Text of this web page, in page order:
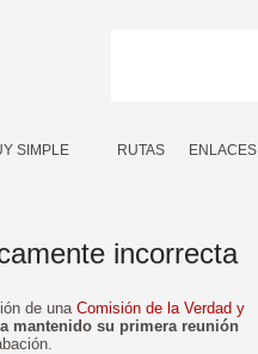
SIMPLE RUTAS ENLACES
incorrecta
de una Comisión de la Verdad y
mantenido su primera reunión